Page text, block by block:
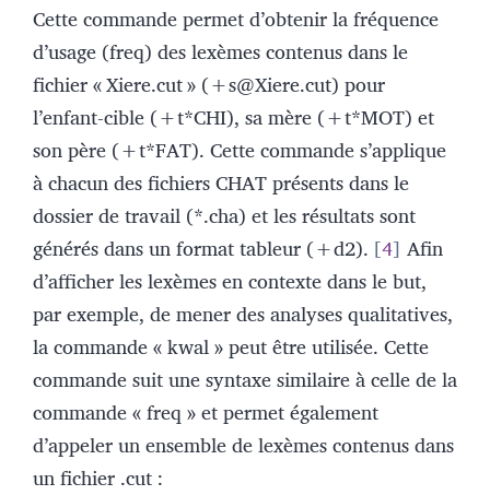
Cette commande permet d’obtenir la fréquence
d’usage (freq) des lexèmes contenus dans le
fichier « Xiere.cut » (+s@Xiere.cut) pour
l’enfant-cible (+t*CHI), sa mère (+t*MOT) et
son père (+t*FAT). Cette commande s’applique
à chacun des fichiers CHAT présents dans le
dossier de travail (*.cha) et les résultats sont
générés dans un format tableur (+d2). 4 Afin
d’afficher les lexèmes en contexte dans le but,
par exemple, de mener des analyses qualitatives,
la commande « kwal » peut être utilisée. Cette
commande suit une syntaxe similaire à celle de la
commande « freq » et permet également
d’appeler un ensemble de lexèmes contenus dans
un fichier .cut :